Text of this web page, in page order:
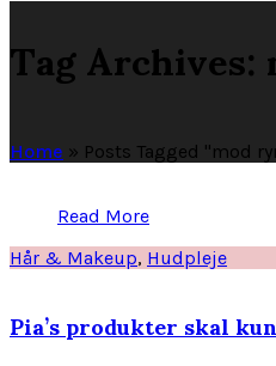
Tag
Home » Posts Tagged "mod
Read More
Hår & Makeup, Hudpleje
Pia’s produkter skal